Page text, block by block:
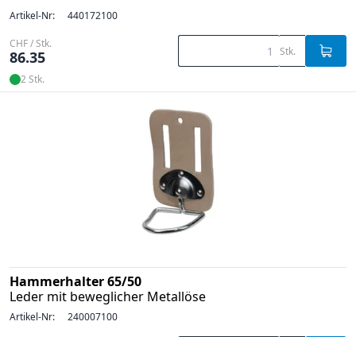
Artikel-Nr: 440172100
CHF / Stk.
86.35 Stk.
2 Stk.
Hammerhalter 65/50
Leder mit beweglicher Metallöse
Artikel-Nr: 240007100